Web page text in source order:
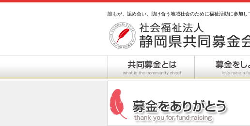
誰もが、認め合い、助け合う地域社会のために福祉活動に参加し